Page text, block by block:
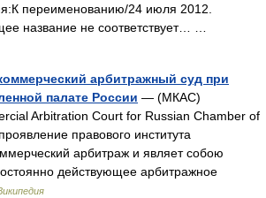
переименованию/24 июля 2012.
название не соответствует… …
арбитражный суд при
палате России — (МКАС)
Arbitration Court for Russian Chamber of
правового института
арбитраж и являет собою
действующее арбитражное